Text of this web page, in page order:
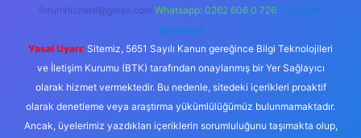
forumhizmeti@gmail.com Whatsapp: 0262 606 0 726 Telegram:
@karabul
Yasal Uyarı: Sitemiz, 5651 Sayılı Kanun gereğince Bilgi Teknolojileri
ve İletişim Kurumu (BTK) tarafından onaylanmış bir Yer Sağlayıcı
olarak hizmet vermektedir. Bu nedenle, sitedeki içerikleri proaktif
olarak denetleme veya araştırma yükümlülüğümüz bulunmamaktadır.
Ancak, üyelerimiz yazdıkları içeriklerin sorumluluğunu taşımakta olup,